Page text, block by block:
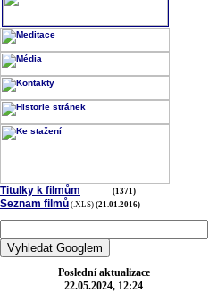
Titulky k filmům (1371)
Seznam filmů (.XLS) (21.01.2016)
Poslední aktualizace
22.05.2024, 12:24